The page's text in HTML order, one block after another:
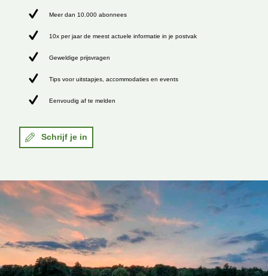
Meer dan 10.000 abonnees
10x per jaar de meest actuele informatie in je postvak
Geweldige prijsvragen
Tips voor uitstapjes, accommodaties en events
Eenvoudig af te melden
Schrijf je in